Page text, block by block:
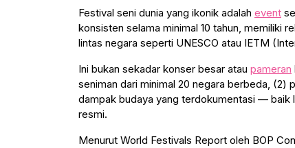
Festival seni dunia yang ikonik adalah event
konsisten selama minimal 10 tahun, memiliki
lintas negara seperti UNESCO atau IETM
Ini bukan sekadar konser besar atau pameran
seniman dari minimal 20 negara berbeda, (2)
dampak budaya yang terdokumentasi — baik
resmi.
Menurut World Festivals Report oleh BOP